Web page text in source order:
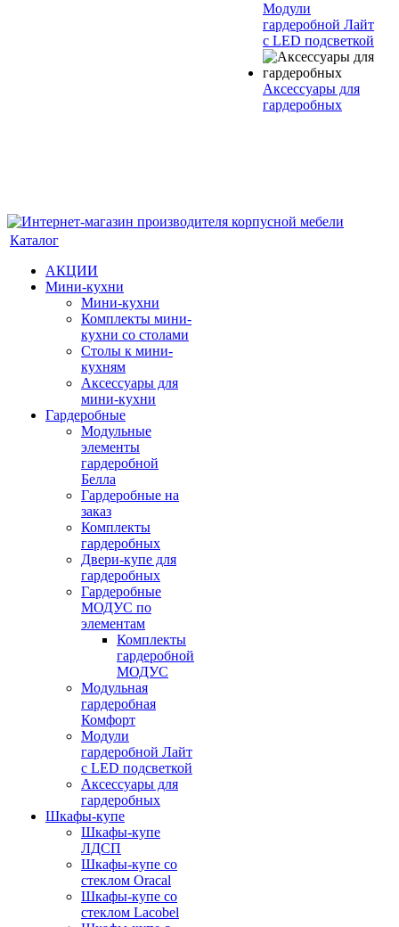
Модули
гардеробной Лайт
с LED подсветкой
Аксессуары для
гардеробных
Каталог
АКЦИИ
Мини-кухни
Мини-кухни
Комплекты мини-
кухни со столами
Столы к мини-
кухням
Аксессуары для
мини-кухни
Гардеробные
Модульные
элементы
гардеробной
Белла
Гардеробные на
заказ
Комплекты
гардеробных
Двери-купе для
гардеробных
Гардеробные
МОДУС по
элементам
Комплекты
гардеробной
МОДУС
Модульная
гардеробная
Комфорт
Модули
гардеробной Лайт
с LED подсветкой
Аксессуары для
гардеробных
Шкафы-купе
Шкафы-купе
ЛДСП
Шкафы-купе со
стеклом Oracal
Шкафы-купе со
стеклом Lacobel